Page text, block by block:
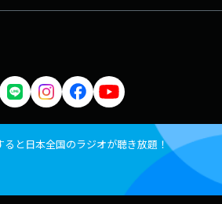
ると日本全国のラジオが聴き放題！